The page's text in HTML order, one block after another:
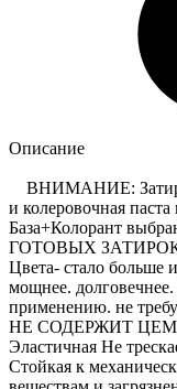
Описание
ВНИМАНИЕ: Затирка
и колеровочная
База+Колорант
ГОТОВЫХ ЗАТИРОК
Цвета- стало больше
мощнее.
применению. не
НЕ СОДЕРЖИТ
Эластичная Не
Стойкая к